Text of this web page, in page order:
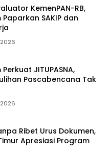
KemenPAN-RB,
SAKIP dan
JITUPASNA,
Pascabencana Tak
Ribet Urus Dokumen,
Apresiasi Program